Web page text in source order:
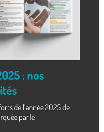
: nos
de l’année 2025 de
par le